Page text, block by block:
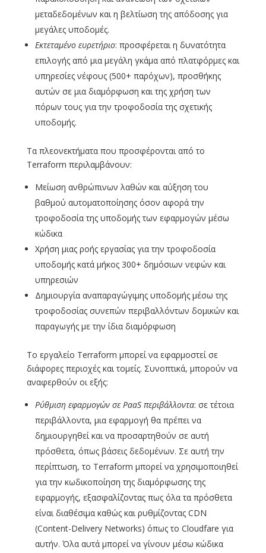
μεταδεδομένων και η βελτίωση της απόδοσης για
μεγάλες υποδομές.
Εκτεταμένο ευρετήριο: προσφέρεται η δυνατότητα
επιλογής από μια μεγάλη γκάμα από πλατφόρμες και
υπηρεσίες νέφους (500+ παρόχων), προσθήκης
αυτών σε μια διαμόρφωση και της χρήση των
πόρων τους για την τροφοδοσία της σχετικής
υποδομής.
Τα πλεονεκτήματα που προσφέρονται από το
Terraform περιλαμβάνουν:
Μείωση ανθρώπινων λαθών και αύξηση του
βαθμού αυτοματοποίησης όσον αφορά την
τροφοδοσία της υποδομής των εφαρμογών μέσω
κώδικα
Χρήση μιας ροής εργασίας για την τροφοδοσία
υποδομής κατά μήκος 300+ δημόσιων νεφών και
υπηρεσιών
Δημιουργία αναπαραγώγιμης υποδομής μέσω της
τροφοδοσίας συνεπών περιβαλλόντων δομικών και
παραγωγής με την ίδια διαμόρφωση
Το εργαλείο Terraform μπορεί να εφαρμοστεί σε
διάφορες περιοχές και τομείς. Συνοπτικά, μπορούν να
αναφερθούν οι εξής:
Ρύθμιση εφαρμογών σε PaaSπεριβάλλοντα: σε τέτοια
περιβάλλοντα, μια εφαρμογή θα πρέπει να
δημιουργηθεί και να προσαρτηθούν σε αυτή
πρόσθετα, όπως βάσεις δεδομένων. Σε αυτή την
περίπτωση, το Terraform μπορεί να χρησιμοποιηθεί
για την κωδικοποίηση της διαμόρφωσης της
εφαρμογής, εξασφαλίζοντας πως όλα τα πρόσθετα
είναι διαθέσιμα καθώς και ρυθμίζοντας CDN
(Content-Delivery Networks) όπως το Cloudfare για
αυτήν. Όλα αυτά μπορεί να γίνουν μέσω κώδικα